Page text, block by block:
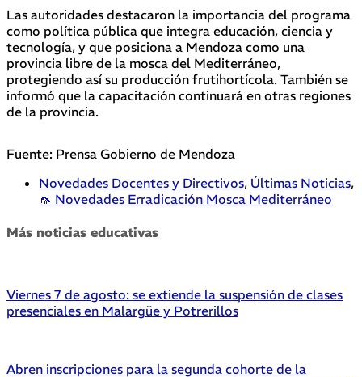
Las autoridades destacaron la importancia del programa
como política pública que integra educación, ciencia y
tecnología, y que posiciona a Mendoza como una
provincia libre de la mosca del Mediterráneo,
protegiendo así su producción frutihortícola. También se
informó que la capacitación continuará en otras regiones
de la provincia.
Fuente: Prensa Gobierno de Mendoza
Novedades Docentes y Directivos, Últimas Noticias,
🦟 Novedades Erradicación Mosca Mediterráneo
Más noticias educativas
Viernes 7 de agosto: se extiende la suspensión de clases
presenciales en Malargüe y Potrerillos
Abren inscripciones para la segunda cohorte de la